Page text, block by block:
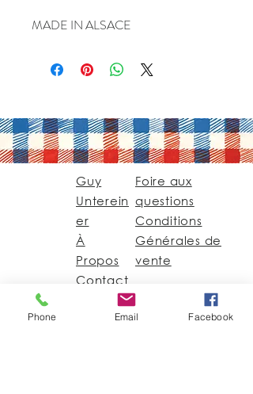
MADE IN ALSACE
Guy
Unterein
er
À
Propos
Contact
Foire aux
questions
Conditions
Générales de
vente
Guy@GuyUntereiner.fr
Phone Email Facebook